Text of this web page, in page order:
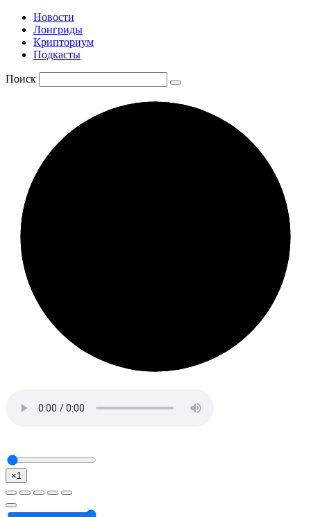
Новости
Лонгриды
Крипториум
Подкасты
Поиск
×1